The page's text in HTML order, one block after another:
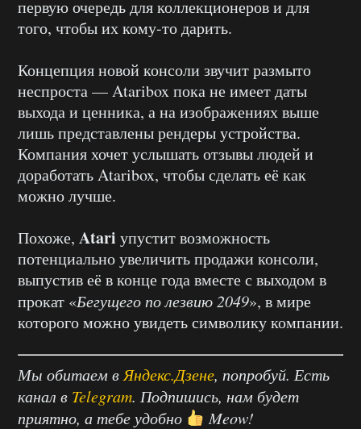
первую очередь для коллекционеров и для
того, чтобы их кому-то дарить.
Концепция новой консоли звучит размыто
неспроста — Ataribox пока не имеет даты
выхода и ценника, а на изображениях выше
лишь представлены рендеры устройства.
Компания хочет услышать отзывы людей и
доработать Ataribox, чтобы сделать её как
можно лучше.
Похоже, Atari упустит возможность
потенциально увеличить продажи консоли,
выпустив её в конце года вместе с выходом в
прокат «Бегущего по лезвию 2049», в мире
которого можно увидеть символику компании.
Мы обитаем в Яндекс.Дзене, попробуй. Есть
канал в Telegram. Подпишись, нам будет
приятно, а тебе удобно
Meow!